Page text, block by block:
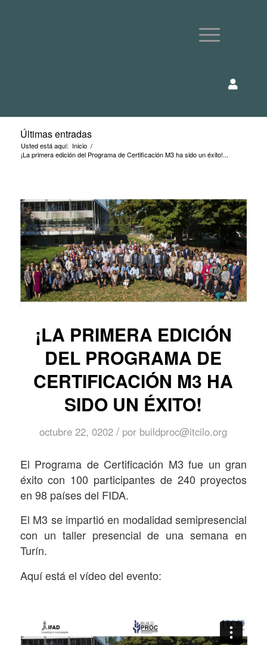
Últimas entradas
Usted está aquí: Inicio /
¡La primera edición del Programa de Certificación M3 ha sido un éxito!...
¡LA PRIMERA EDICIÓN
DEL PROGRAMA DE
CERTIFICACIÓN M3 HA
SIDO UN ÉXITO!
octubre 22, 0202 / por buildproc@itcilo.org
El Programa de Certificación M3 fue un gran
éxito con 100 participantes de 240 proyectos
en 98 países del FIDA.
El M3 se impartió en modalidad semipresencial
con un taller presencial de una semana en
Turín.
Aquí está el vídeo del evento: